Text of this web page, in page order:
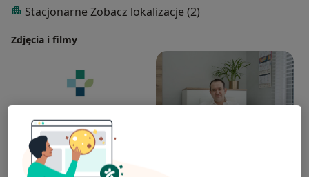
Stacjonarne Zobacz lokalizacje (2)
Zdjęcia i filmy
Zobacz galerię (5)